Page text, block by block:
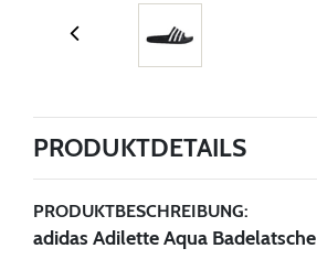
PRODUKTDETAILS
PRODUKTBESCHREIBUNG:
adidas Adilette Aqua Badelatsche